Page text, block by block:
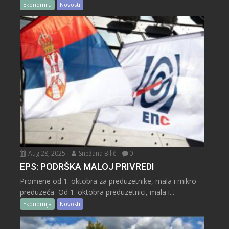
Ekonomija Novosti
Aug 28, 2025 Snežana Bilić 0
EPS: PODRŠKA MALOJ PRIVREDI
Promene od 1. oktobra za preduzetnike, mala i mikro
preduzeća Od 1. oktobra preduzetnici, mala i...
Ekonomija Novosti